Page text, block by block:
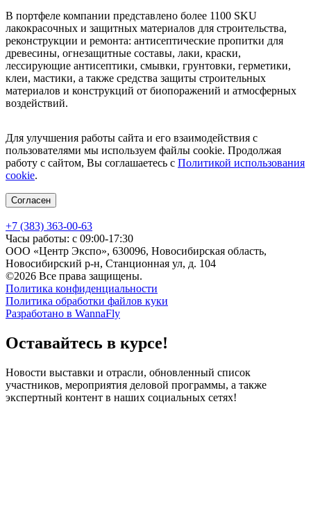
В портфеле компании представлено более 1100 SKU
лакокрасочных и защитных материалов для строительства,
реконструкции и ремонта: антисептические пропитки для
древесины, огнезащитные составы, лаки, краски,
лессирующие антисептики, смывки, грунтовки, герметики,
клеи, мастики, а также средства защиты строительных
материалов и конструкций от биопоражений и атмосферных
воздействий.
Для улучшения работы сайта и его взаимодействия с
пользователями мы используем файлы cookie. Продолжая
работу с сайтом, Вы соглашаетесь с Политикой использования
cookie.
Согласен
+7 (383) 363-00-63
Часы работы: с 09:00-17:30
ООО «Центр Экспо», 630096, Новосибирская область,
Новосибирский р-н, Станционная ул, д. 104
©2026 Все права защищены.
Политика конфиденциальности
Политика обработки файлов куки
Разработано в WannaFly
Оставайтесь в курсе!
Новости выставки и отрасли, обновленный список
участников, мероприятия деловой программы, а также
экспертный контент в наших социальных сетях!